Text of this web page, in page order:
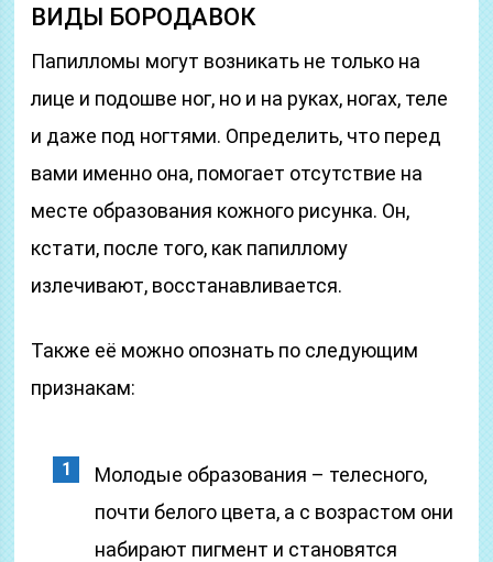
ВИДЫ БОРОДАВОК
Папилломы могут возникать не только на
лице и подошве ног, но и на руках, ногах, теле
и даже под ногтями. Определить, что перед
вами именно она, помогает отсутствие на
месте образования кожного рисунка. Он,
кстати, после того, как папиллому
излечивают, восстанавливается.
Также её можно опознать по следующим
признакам:
Молодые образования – телесного,
почти белого цвета, а с возрастом они
набирают пигмент и становятся